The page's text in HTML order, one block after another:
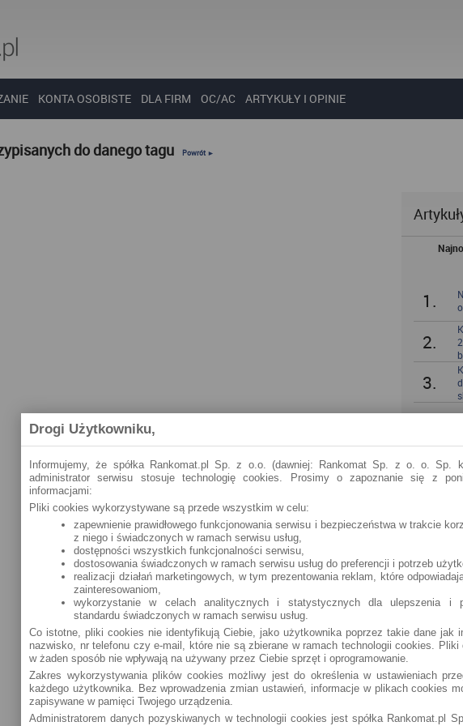
KONTA OSOBISTE DLA FIRM OC/AC ARTYKUŁY I OPINIE
do danego tagu Powrót ►
1.
2.
3.
5.
8.
9.
10.
Drogi Użytkowniku,
Informujemy, że spółka Rankomat.pl Sp. z o.o. (dawniej: Rankomat Sp. z o. o. Sp.
administrator serwisu stosuje technologię cookies. Prosimy o zapoznanie się z
informacjami:
Pliki cookies wykorzystywane są przede wszystkim w celu:
zapewnienie prawidłowego funkcjonowania serwisu i bezpieczeństwa w trakcie
z niego i świadczonych w ramach serwisu usług,
dostępności wszystkich funkcjonalności serwisu,
dostosowania świadczonych w ramach serwisu usług do preferencji i potrzeb
realizacji działań marketingowych, w tym prezentowania reklam, które
zainteresowaniom,
wykorzystanie w celach analitycznych i statystycznych dla ulepszenia i
standardu świadczonych w ramach serwisu usług.
Co istotne, pliki cookies nie identyfikują Ciebie, jako użytkownika poprzez takie dane jak
nazwisko, nr telefonu czy e-mail, które nie są zbierane w ramach technologii cookies. Pliki
w żaden sposób nie wpływają na używany przez Ciebie sprzęt i oprogramowanie.
Zakres wykorzystywania plików cookies możliwy jest do określenia w ustawieniach
każdego użytkownika. Bez wprowadzenia zmian ustawień, informacje w plikach cookies
zapisywane w pamięci Twojego urządzenia.
Administratorem danych pozyskiwanych w technologii cookies jest spółka Rankomat.pl